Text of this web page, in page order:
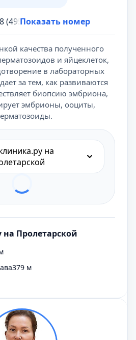
8 (495) 431-69-47
Показать номер
качества полученного
и яйцеклеток,
в лабораторных
за тем, как развиваются
биопсию эмбриона,
эмбрионы, ооциты,
на
Пролетарской
379 м